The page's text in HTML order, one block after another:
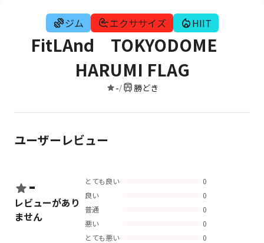
ジム エクササイズ HIIT
FitLAnd TOKYODOME
HARUMI FLAG
-/ 勝どき
ユーザーレビュー
-
レビューがあり
ません
とても良い
0
良い
0
普通
0
悪い
0
とても悪い
0